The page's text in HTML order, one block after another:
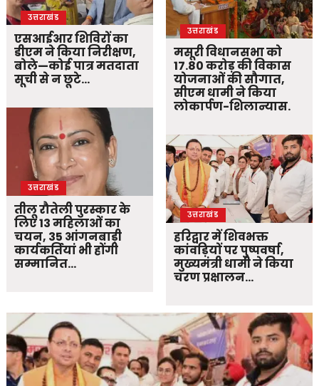
उत्तराखंड
एसआईआर शिविरों का
डीएम ने किया निरीक्षण,
बोले—कोई पात्र मतदाता
सूची से न छूटे…
उत्तराखंड
तीलू रौतेली पुरस्कार के
लिए 13 महिलाओं का
चयन, 35 आंगनबाड़ी
कार्यकर्तियां भी होंगी
सम्मानित…
उत्तराखंड
मसूरी विधानसभा को
17.80 करोड़ की विकास
योजनाओं की सौगात,
सीएम धामी ने किया
लोकार्पण-शिलान्यास.
उत्तराखंड
हरिद्वार में शिवभक्त
कांवड़ियों पर पुष्पवर्षा,
मुख्यमंत्री धामी ने किया
चरण प्रक्षालन…